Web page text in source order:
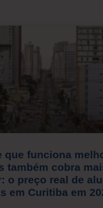
que funciona
também cobra
o preço real de
em Curitiba em